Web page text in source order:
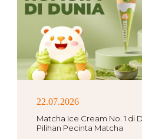
22.07.2026
Matcha Ice Cream No. 1 di
Pilihan Pecinta Matcha